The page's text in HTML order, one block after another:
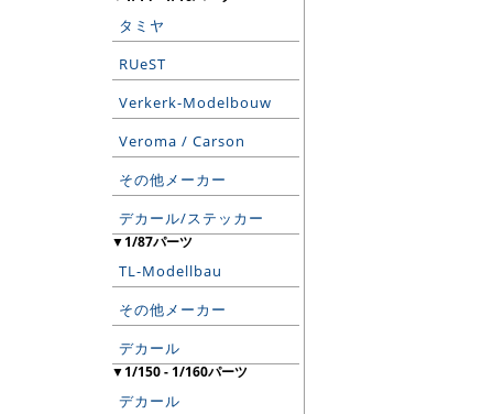
タミヤ
RUeST
Verkerk-Modelbouw
Veroma / Carson
その他メーカー
デカール/ステッカー
▼1/87パーツ
TL-Modellbau
その他メーカー
デカール
▼1/150 - 1/160パーツ
デカール